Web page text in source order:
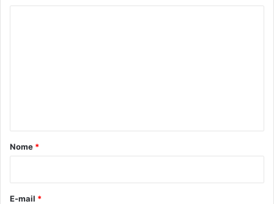
r
*
Nome *
E-mail *